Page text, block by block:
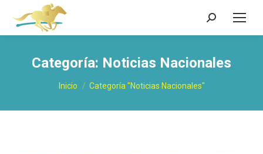
Buscar:
Categoría: Noticias Nacionales
Estás aquí:
Inicio Categoría "Noticias Nacionales"